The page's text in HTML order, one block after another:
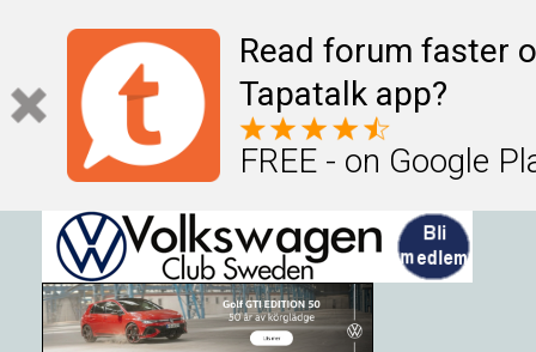
Read forum faster
Tapatalk app?
FREE - on Google